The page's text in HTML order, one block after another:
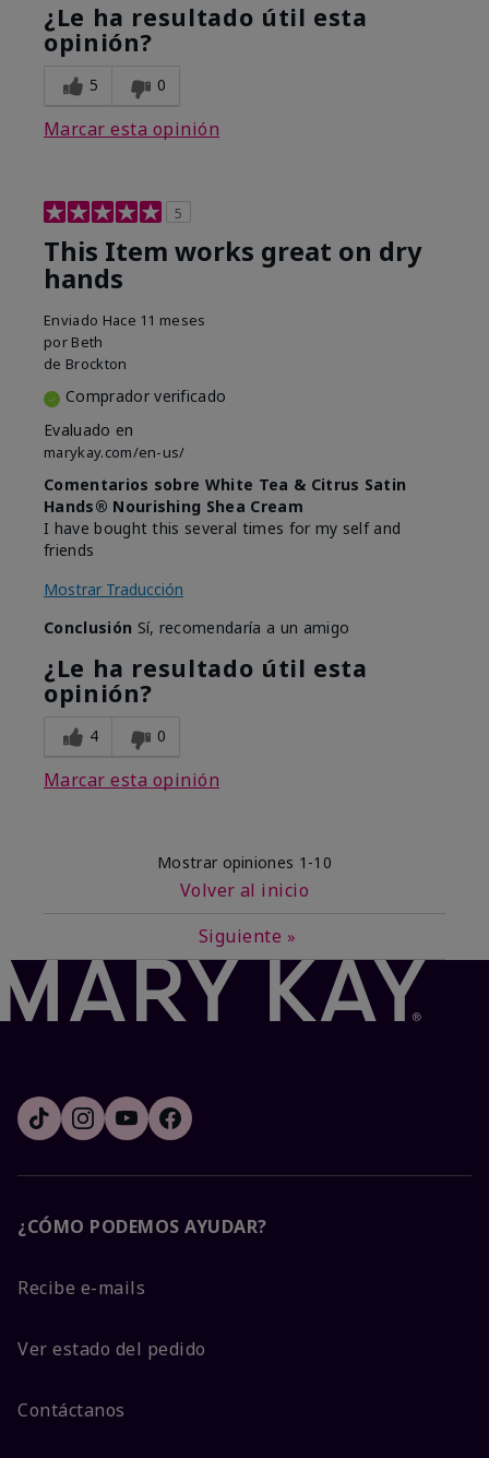
¿Le ha resultado útil esta
opinión?
5 0
Marcar esta opinión
5
This Item works great on dry
hands
Enviado Hace 11 meses
por Beth
de Brockton
Comprador verificado
Evaluado en
marykay.com/en-us/
Comentarios sobre White Tea & Citrus Satin
Hands® Nourishing Shea Cream
I have bought this several times for my self and
friends
Mostrar Traducción
Conclusión Sí, recomendaría a un amigo
¿Le ha resultado útil esta
opinión?
4 0
Marcar esta opinión
Mostrar opiniones 1-10
Volver al inicio
Siguiente »
¿CÓMO PODEMOS AYUDAR?
Recibe e-mails
Ver estado del pedido
Contáctanos